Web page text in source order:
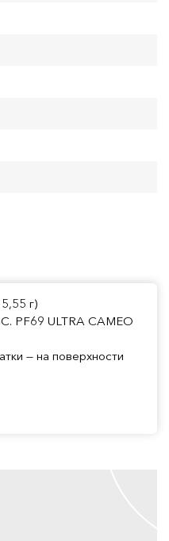
г)
PF69 ULTRA CAMEO
— на поверхности